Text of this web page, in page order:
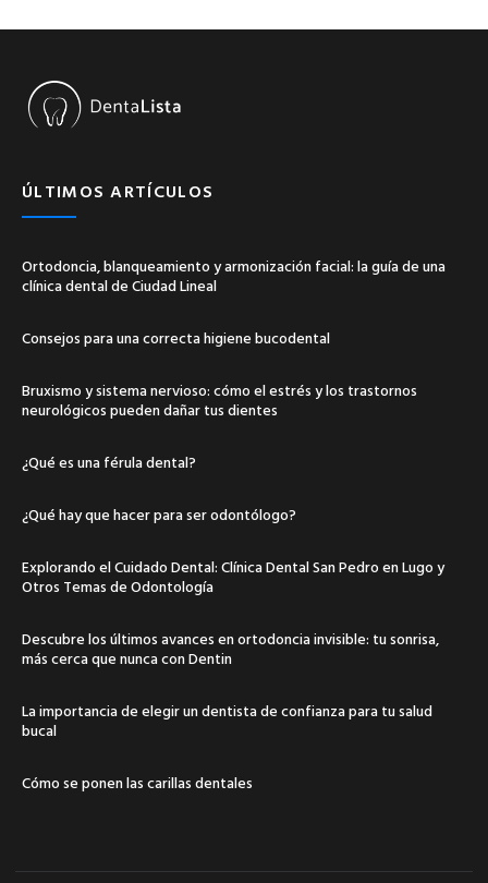
ÚLTIMOS ARTÍCULOS
Ortodoncia, blanqueamiento y armonización facial: la guía de una
clínica dental de Ciudad Lineal
Consejos para una correcta higiene bucodental
Bruxismo y sistema nervioso: cómo el estrés y los trastornos
neurológicos pueden dañar tus dientes
¿Qué es una férula dental?
¿Qué hay que hacer para ser odontólogo?
Explorando el Cuidado Dental: Clínica Dental San Pedro en Lugo y
Otros Temas de Odontología
Descubre los últimos avances en ortodoncia invisible: tu sonrisa,
más cerca que nunca con Dentin
La importancia de elegir un dentista de confianza para tu salud
bucal
Cómo se ponen las carillas dentales